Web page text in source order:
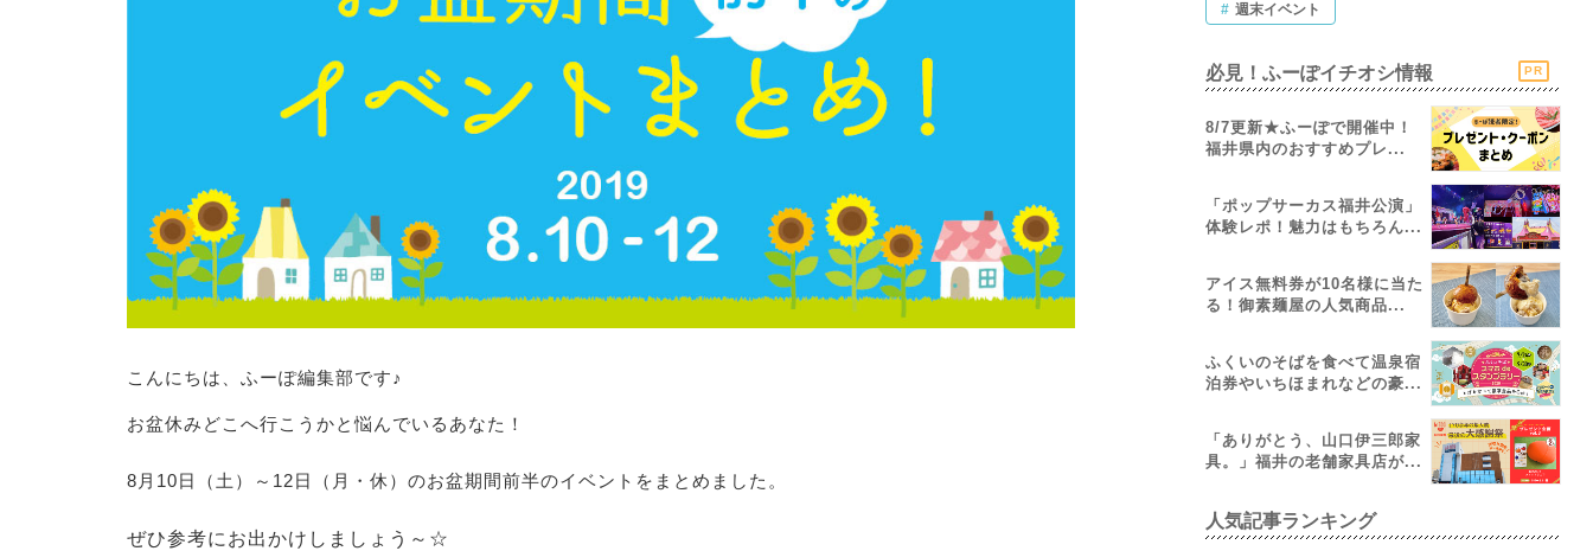
こんにちは、ふーぽ編集部です♪
お盆休みどこへ行こうかと悩んでいるあなた！
8月10日（土）～12日（月・休）のお盆期間前半のイベントをまとめました。
ぜひ参考にお出かけしましょう～☆
# 週末イベント
必見！ふーぽイチオシ情報 PR
8/7更新★ふーぽで開催中！
福井県内のおすすめプレ...
「ポップサーカス福井公演」
体験レポ！魅力はもちろん...
アイス無料券が10名様に当た
る！御素麺屋の人気商品...
ふくいのそばを食べて温泉宿
泊券やいちほまれなどの豪...
「ありがとう、山口伊三郎家
具。」福井の老舗家具店が...
人気記事ランキング